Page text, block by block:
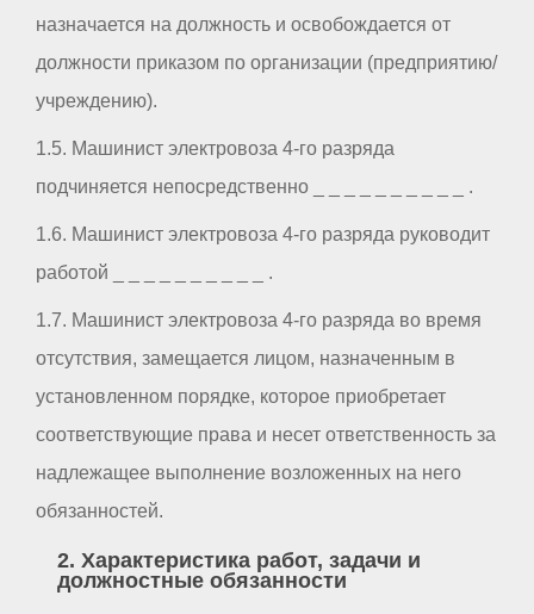
назначается на должность и освобождается от
должности приказом по организации (предприятию/
учреждению).
1.5. Машинист электровоза 4-го разряда
подчиняется непосредственно _ _ _ _ _ _ _ _ _ _ .
1.6. Машинист электровоза 4-го разряда руководит
работой _ _ _ _ _ _ _ _ _ _ .
1.7. Машинист электровоза 4-го разряда во время
отсутствия, замещается лицом, назначенным в
установленном порядке, которое приобретает
соответствующие права и несет ответственность за
надлежащее выполнение возложенных на него
обязанностей.
2. Характеристика работ, задачи и
должностные обязанности